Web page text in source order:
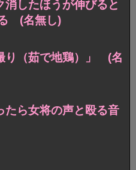
したほうが伸びると
(名無し)
り（茹で地鶏）」 (名
たら女将の声と殴る音